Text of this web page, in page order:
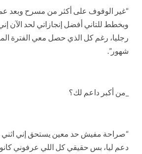
“غير الوقوف على أكثر من مسرح وبعد
وبخطط للتاني أفضل إنجازاتي لحد الآن
شهور”.
_من أكبر داعم لك؟
“صراحة مفيش حد معين يستحق إني اثني
دعم ليا، بس حقيقي كل اللي عرفوني